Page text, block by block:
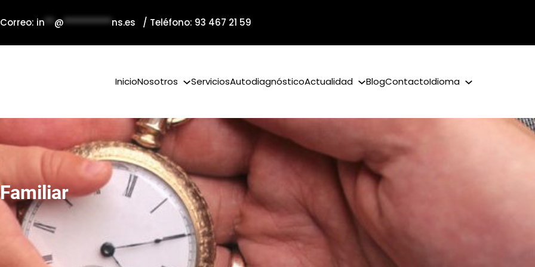
in**@**********ns.es / Teléfono: 93 467 21 59
InicioNosotros ServiciosAutodiagnósticoActualidad BlogContactoIdioma